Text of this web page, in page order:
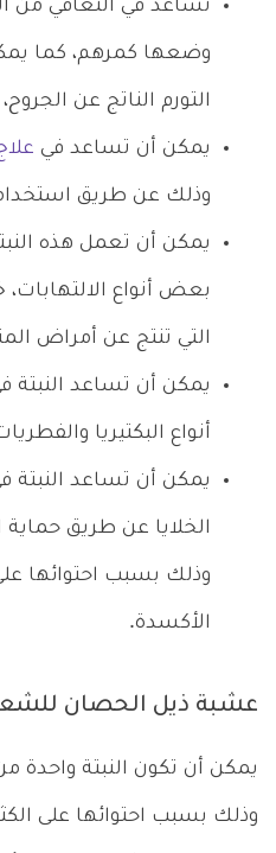
تساعد في التعافي من
وضعها كمرهم، كما
التورم الناتج عن
يمكن أن تساعد في
وذلك عن طريق
يمكن أن تعمل هذه
بعض أنواع الالتهابات،
التي تنتج عن أمراض
يمكن أن تساعد
أنواع البكتيريا
يمكن أن تساعد النبتة
الخلايا عن طريق حماية
وذلك بسبب احتوائها
الأكسدة.
عشبة ذيل الحصان
يمكن أن تكون النبتة واحدة
وذلك بسبب احتوائها على